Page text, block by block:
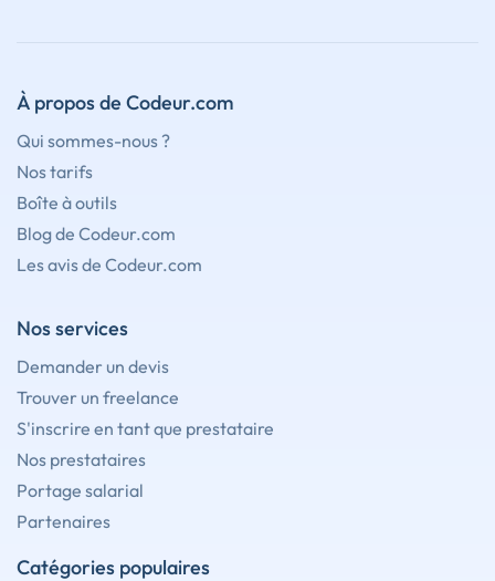
À propos de Codeur.com
Qui sommes-nous ?
Nos tarifs
Boîte à outils
Blog de Codeur.com
Les avis de Codeur.com
Nos services
Demander un devis
Trouver un freelance
S'inscrire en tant que prestataire
Nos prestataires
Portage salarial
Partenaires
Catégories populaires